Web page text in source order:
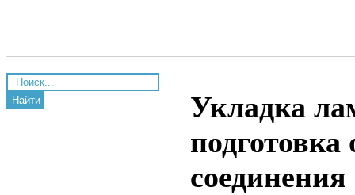
Найти
Укладка